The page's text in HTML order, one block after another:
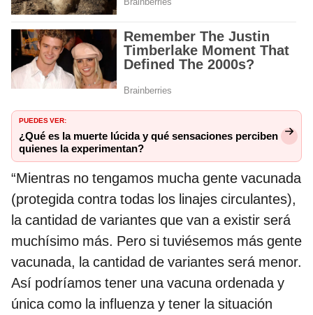
PUEDES VER:
¿Qué es la muerte lúcida y qué sensaciones perciben
quienes la experimentan?
“Mientras no tengamos mucha gente vacunada
(protegida contra todas los linajes circulantes),
la cantidad de variantes que van a existir será
muchísimo más. Pero si tuviésemos más gente
vacunada, la cantidad de variantes será menor.
Así podríamos tener una vacuna ordenada y
única como la influenza y tener la situación